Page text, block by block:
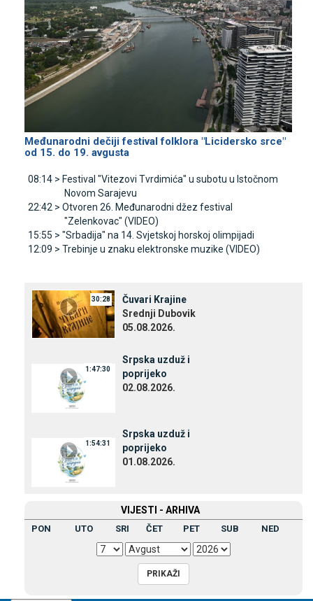
Međunarodni dečiji festival folklora "Licidersko srce"
od 15. do 19. avgusta
08:14 > Festival "Vitezovi Tvrdimića" u subotu u Istočnom
Novom Sarajevu
22:42 > Otvoren 26. Međunarodni džez festival
"Zelenkovac" (VIDEO)
15:55 > "Srbadija" na 14. Svjetskoj horskoj olimpijadi
12:09 > Trebinje u znaku elektronske muzike (VIDEO)
30:28
Čuvari Krajine
Srednji Dubovik
05.08.2026.
1:47:30
Srpska uzduž i
poprijeko
02.08.2026.
1:54:31
Srpska uzduž i
poprijeko
01.08.2026.
VIЈESTI - ARHIVA
PON UTO SRI ČET PET SUB NED